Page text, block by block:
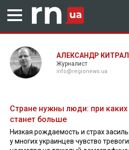
АЛЕКСАНДР
Журналист
info@regionews.ua
Стране нужны люди: при каких
станет больше
Низкая рождаемость и страх
у многих украинцев чувство